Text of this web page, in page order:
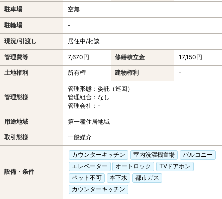
駐車場 空無
駐輪場 -
現況/引渡し 居住中/相談
管理費等 7,670円 修繕積立金 17,150円
土地権利 所有権 建物権利 -
管理態様
管理形態：委託（巡回）
管理組合：なし
管理会社：-
用途地域 第一種住居地域
取引態様 一般媒介
設備・条件
カウンターキッチン 室内洗濯機置場
バルコニー
エレベーター
オートロック
TVドアホン
ペット不可
本下水
都市ガス
カウンターキッチン